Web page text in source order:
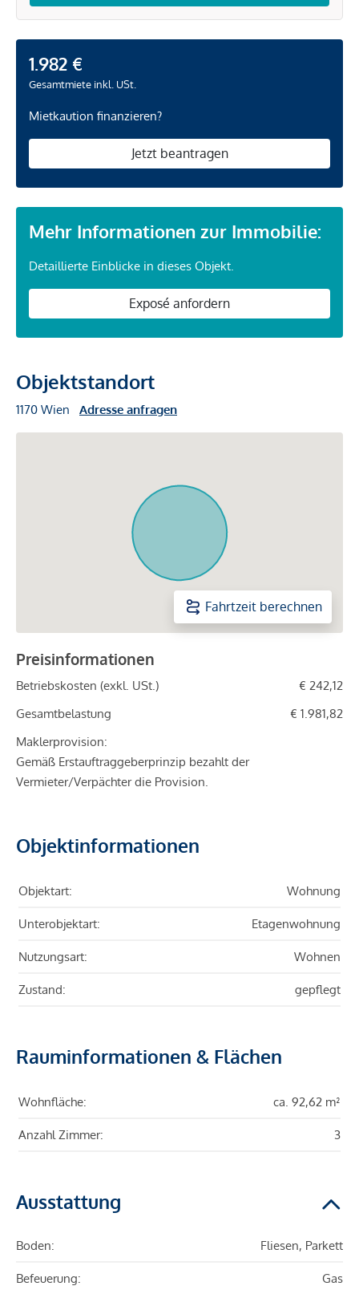
1.982 €
Gesamtmiete inkl. USt.
Mietkaution finanzieren?
Jetzt beantragen
Mehr Informationen zur Immobilie:
Detaillierte Einblicke in dieses Objekt.
Exposé anfordern
Objektstandort
1170 Wien Adresse anfragen
Fahrtzeit berechnen
Preisinformationen
Betriebskosten (exkl. USt.)
€ 242,12
Gesamtbelastung
€ 1.981,82
Maklerprovision:
Gemäß Erstauftraggeberprinzip bezahlt der
Vermieter/Verpächter die Provision.
Objektinformationen
Objektart: Wohnung
Unterobjektart: Etagenwohnung
Nutzungsart: Wohnen
Zustand: gepflegt
Rauminformationen & Flächen
Wohnfläche: ca. 92,62 m²
Anzahl Zimmer: 3
Ausstattung
Boden: Fliesen, Parkett
Befeuerung: Gas